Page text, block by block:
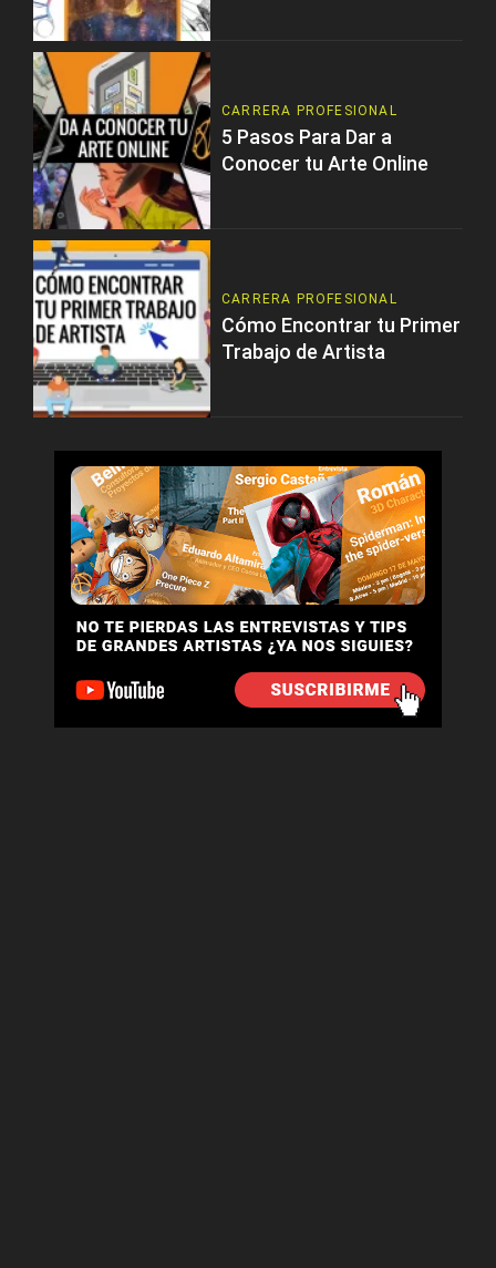
CARRERA PROFESIONAL
5 Pasos Para Dar a
Conocer tu Arte Online
CARRERA PROFESIONAL
Cómo Encontrar tu Primer
Trabajo de Artista